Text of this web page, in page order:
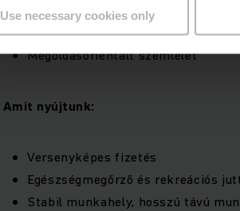
Use necessary cookies only
Pontos, precíz munkavégzés
Gyakorlatias hozzáállás, kritikus
Megoldásorientált szemlélet
Amit nyújtunk:
Versenyképes fizetés
Egészségmegőrző és rekreációs
Stabil munkahely, hosszú távú